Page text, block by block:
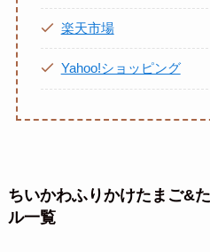
楽天市場
Yahoo!ショッピング
ちいかわふりかけたまご&
ル一覧